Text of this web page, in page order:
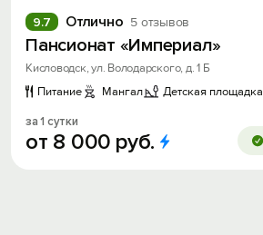
Отлично 5 отзывов
9.7
Пансионат «Империал»
Кисловодск, ул. Володарского, д. 1 Б
Питание
Мангал Детская площадка
за 1 сутки
от 8 000 руб.